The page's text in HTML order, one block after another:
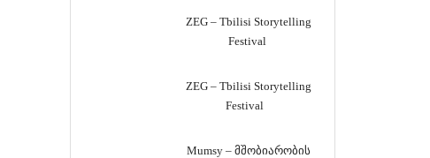
ZEG – Tbilisi Storytelling
Festival
ZEG – Tbilisi Storytelling
Festival
Mumsy – მშობიარობის